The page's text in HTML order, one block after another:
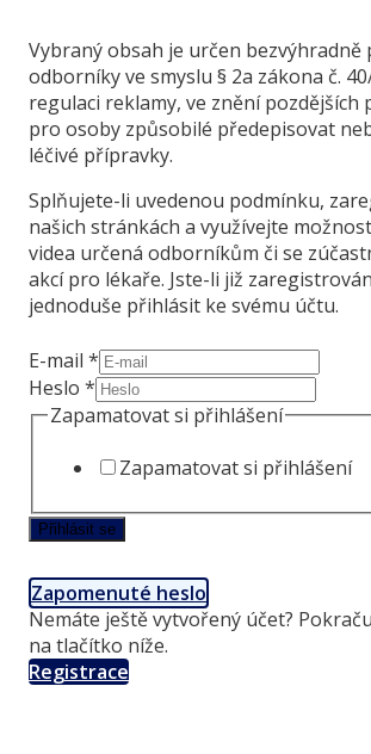
Vybraný obsah je určen bezvýhradně
odborníky ve smyslu § 2a zákona č.
regulaci reklamy, ve znění pozdějších
pro osoby způsobilé předepisovat
léčivé přípravky.
Splňujete-li uvedenou podmínku,
našich stránkách a využívejte
videa určená odborníkům či se
akcí pro lékaře. Jste-li již
jednoduše přihlásit ke svému účtu.
E-mail *
Heslo *
Heslo
přihlášení
Zapamatovat si přihlášení
Zapamatovat si přihlášení
Přihlásit se
Zapomenuté heslo
Nemáte ještě vytvořený účet?
na tlačítko níže.
Registrace